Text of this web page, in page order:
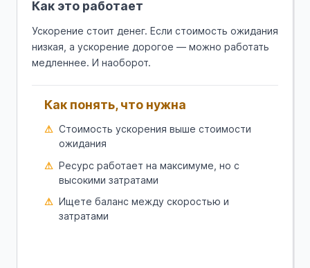
Как это работает
Ускорение стоит денег. Если стоимость ожидания
низкая, а ускорение дорогое — можно работать
медленнее. И наоборот.
Как понять, что нужна
Стоимость ускорения выше стоимости
ожидания
Ресурс работает на максимуме, но с
высокими затратами
Ищете баланс между скоростью и
затратами